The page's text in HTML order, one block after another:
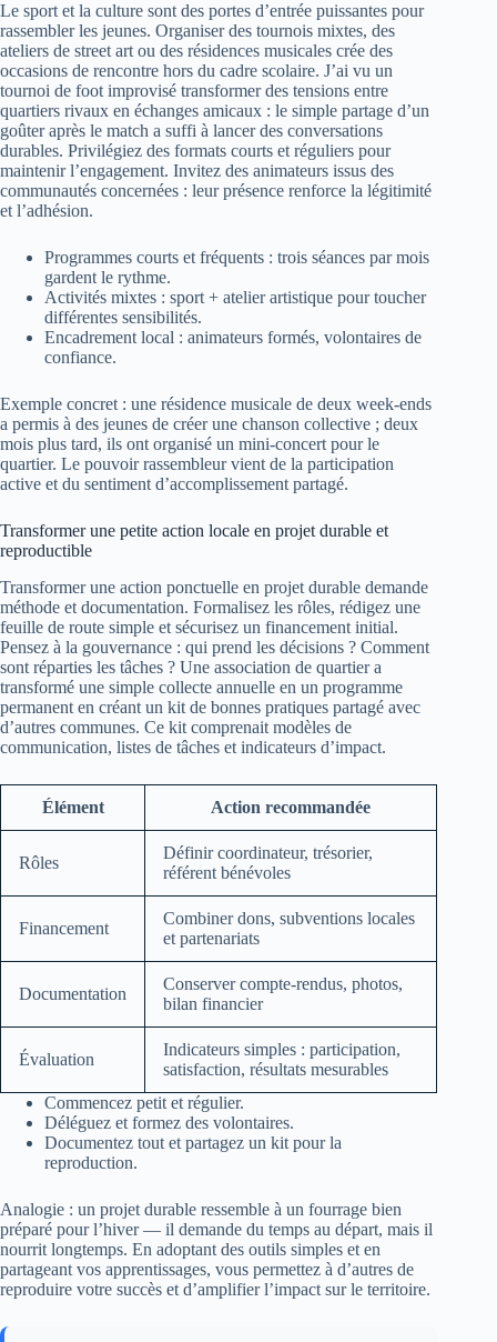
Le sport et la culture sont des portes d’entrée puissantes pour
rassembler les jeunes. Organiser des tournois mixtes, des
ateliers de street art ou des résidences musicales crée des
occasions de rencontre hors du cadre scolaire. J’ai vu un
tournoi de foot improvisé transformer des tensions entre
quartiers rivaux en échanges amicaux : le simple partage d’un
goûter après le match a suffi à lancer des conversations
durables. Privilégiez des formats courts et réguliers pour
maintenir l’engagement. Invitez des animateurs issus des
communautés concernées : leur présence renforce la légitimité
et l’adhésion.
Programmes courts et fréquents : trois séances par mois
gardent le rythme.
Activités mixtes : sport + atelier artistique pour toucher
différentes sensibilités.
Encadrement local : animateurs formés, volontaires de
confiance.
Exemple concret : une résidence musicale de deux week‑ends
a permis à des jeunes de créer une chanson collective ; deux
mois plus tard, ils ont organisé un mini‑concert pour le
quartier. Le pouvoir rassembleur vient de la participation
active et du sentiment d’accomplissement partagé.
Transformer une petite action locale en projet durable et
reproductible
Transformer une action ponctuelle en projet durable demande
méthode et documentation. Formalisez les rôles, rédigez une
feuille de route simple et sécurisez un financement initial.
Pensez à la gouvernance : qui prend les décisions ? Comment
sont réparties les tâches ? Une association de quartier a
transformé une simple collecte annuelle en un programme
permanent en créant un kit de bonnes pratiques partagé avec
d’autres communes. Ce kit comprenait modèles de
communication, listes de tâches et indicateurs d’impact.
Élément Action recommandée
Rôles
Définir coordinateur, trésorier,
référent bénévoles
Financement
Combiner dons, subventions locales
et partenariats
Documentation
Conserver compte‑rendus, photos,
bilan financier
Évaluation
Indicateurs simples : participation,
satisfaction, résultats mesurables
Commencez petit et régulier.
Déléguez et formez des volontaires.
Documentez tout et partagez un kit pour la
reproduction.
Analogie : un projet durable ressemble à un fourrage bien
préparé pour l’hiver — il demande du temps au départ, mais il
nourrit longtemps. En adoptant des outils simples et en
partageant vos apprentissages, vous permettez à d’autres de
reproduire votre succès et d’amplifier l’impact sur le territoire.